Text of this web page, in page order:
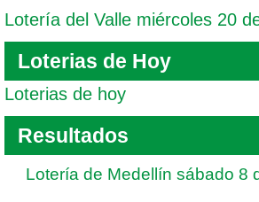
Lotería del Valle miércoles 20
Loterias de Hoy
Loterias de hoy
Resultados
Lotería de Medellín sábado 8